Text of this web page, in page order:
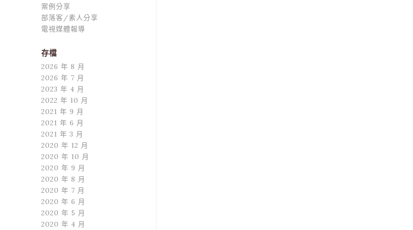
案例分享
部落客/素人分享
電視媒體報導
存檔
2026 年 8 月
2026 年 7 月
2023 年 4 月
2022 年 10 月
2021 年 9 月
2021 年 6 月
2021 年 3 月
2020 年 12 月
2020 年 10 月
2020 年 9 月
2020 年 8 月
2020 年 7 月
2020 年 6 月
2020 年 5 月
2020 年 4 月